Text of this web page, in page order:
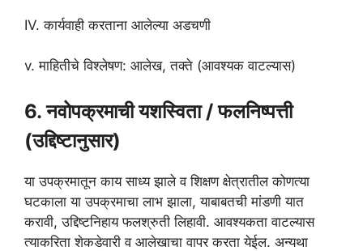
IV. कार्यवाही करताना आलेल्या अडचणी
v. माहितीचे विश्लेषण: आलेख, तक्ते (आवश्यक वाटल्यास)
6. नवोपक्रमाची यशस्विता / फलनिष्पत्ती
(उद्दिष्टानुसार)
या उपक्रमातून काय साध्य झाले व शिक्षण क्षेत्रातील कोणत्या
घटकाला या उपक्रमाचा लाभ झाला, याबाबतची मांडणी यात
करावी, उद्दिष्टनिहाय फलश्रुती लिहावी. आवश्यकता वाटल्यास
त्याकरिता शेकडेवारी व आलेखाचा वापर करता येईल. अन्यथा